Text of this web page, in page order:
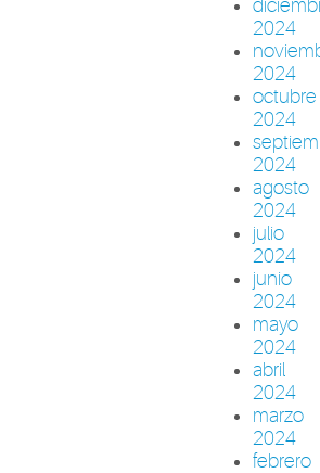
2024
2024
octubre
2024
2024
agosto
2024
julio
2024
junio
2024
mayo
2024
abril
2024
marzo
2024
febrero